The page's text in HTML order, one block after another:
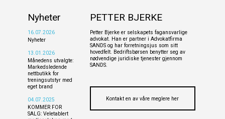
Om oss
Nyheter
16.07.2026
Nyheter
13.01.2026
Månedens utvalgte:
Markedsledende
nettbutikk for
treningsutstyr med
eget brand
04.07.2025
KOMMER FOR
SALG: Veletablert
PETTER BJERKE
Petter Bjerke er selskapets fagansvarlige
advokat. Han er partner i Advokatfirma
SANDS og har forretningsjus som sitt
hovedfelt. Bedriftsbørsen benytter seg av
nødvendige juridiske tjenester gjennom
SANDS.
Kontakt en av våre meglere her